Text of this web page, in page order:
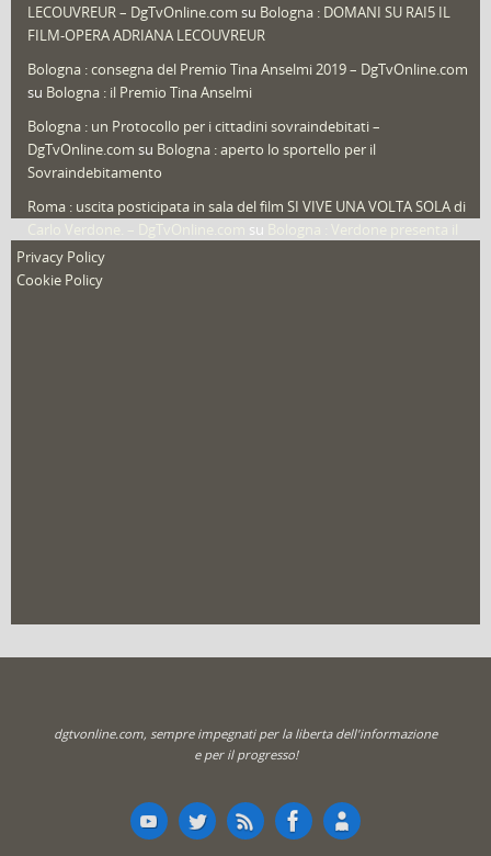
That's Bologna Magazine(25)
Video (archivio) (263)
LECOUVREUR – DgTvOnline.com su Bologna : DOMANI SU RAI5 IL
FILM-OPERA ADRIANA LECOUVREUR
Bologna : consegna del Premio Tina Anselmi 2019 – DgTvOnline.com
su Bologna : il Premio Tina Anselmi
Bologna : un Protocollo per i cittadini sovraindebitati –
DgTvOnline.com su Bologna : aperto lo sportello per il
Sovraindebitamento
Roma : uscita posticipata in sala del film SI VIVE UNA VOLTA SOLA di
su
nuovo film
Privacy Policy
Cookie Policy
dgtvonline.com, sempre impegnati per la liberta dell'informazione
e per il progresso!